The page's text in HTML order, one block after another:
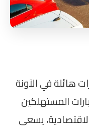
هائلة في الآونة
المستهلكين
يسعى